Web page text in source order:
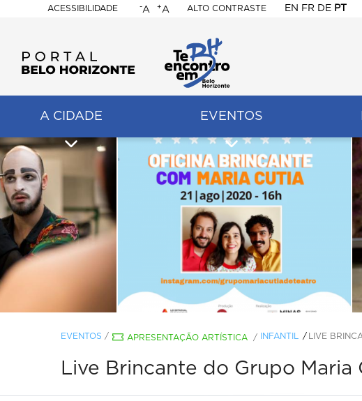
ACESSIBILIDADE
BELO
HORIZONTE
-A +A ALTO CONTRASTE EN FR DE PT
A CIDADE EVENTOS
EVENTOS / APRESENTAÇÃO ARTÍSTICA / INFANTIL LIVE
Live Brincante do Grupo Maria